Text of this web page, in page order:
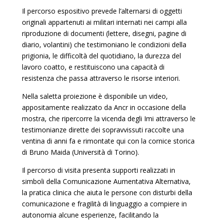
Il percorso espositivo prevede l’alternarsi di oggetti
originali appartenuti ai militari internati nei campi alla
riproduzione di documenti (lettere, disegni, pagine di
diario, volantini) che testimoniano le condizioni della
prigionia, le difficoltà del quotidiano, la durezza del
lavoro coatto, e restituiscono una capacità di
resistenza che passa attraverso le risorse interiori.
Nella saletta proiezione è disponibile un video,
appositamente realizzato da Ancr in occasione della
mostra, che ripercorre la vicenda degli Imi attraverso le
testimonianze dirette dei sopravvissuti raccolte una
ventina di anni fa e rimontate qui con la cornice storica
di Bruno Maida (Università di Torino).
Il percorso di visita presenta supporti realizzati in
simboli della Comunicazione Aumentativa Alternativa,
la pratica clinica che aiuta le persone con disturbi della
comunicazione e fragilità di linguaggio a compiere in
autonomia alcune esperienze, facilitando la